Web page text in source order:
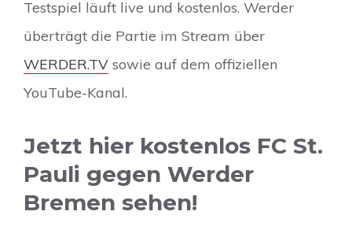
Testspiel läuft live und kostenlos. Werder
überträgt die Partie im Stream über
WERDER.TV sowie auf dem offiziellen
YouTube-Kanal.
Jetzt hier kostenlos FC St.
Pauli gegen Werder
Bremen sehen!